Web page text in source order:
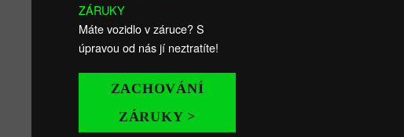
ZÁRUKY
Máte vozidlo v záruce? S
úpravou od nás jí neztratíte!
ZACHOVÁNÍ
ZÁRUKY >